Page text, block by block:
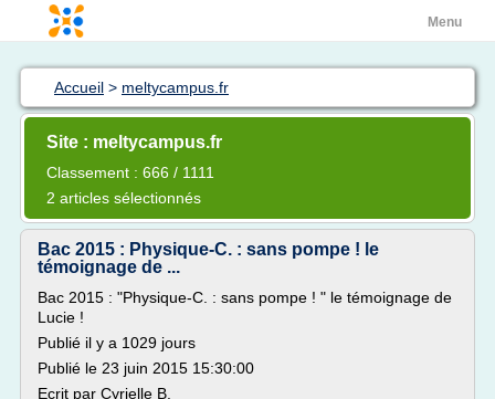
Menu
Accueil > meltycampus.fr
Site : meltycampus.fr
Classement : 666 / 1111
2 articles sélectionnés
Bac 2015 : Physique-C. : sans pompe ! le
témoignage de ...
Bac 2015 : "Physique-C. : sans pompe ! " le témoignage de
Lucie !
Publié il y a 1029 jours
Publié le 23 juin 2015 15:30:00
Ecrit par Cyrielle B.